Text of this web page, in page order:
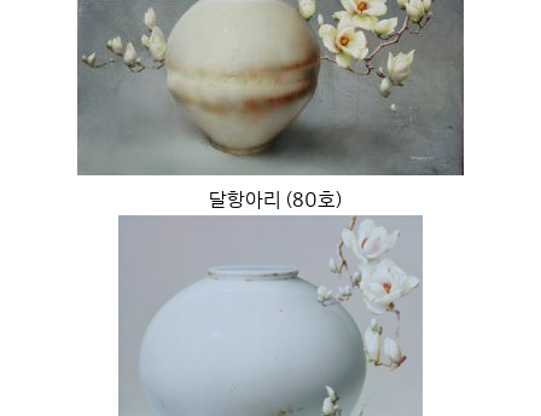
달항아리 (80호)